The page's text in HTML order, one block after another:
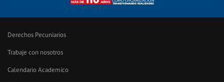
Derechos Pecuniarios
Trabaje con nosotros
Calendario Academico